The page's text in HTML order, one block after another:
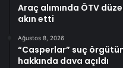
Araç alımında ÖTV
akın etti
Ağustos 8, 2026
“Casperlar” suç
hakkında dava açıldı